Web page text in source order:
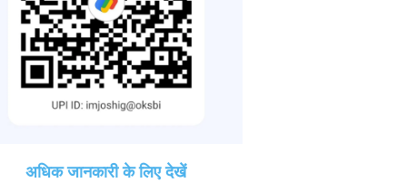
अधिक जानकारी के लिए देखें